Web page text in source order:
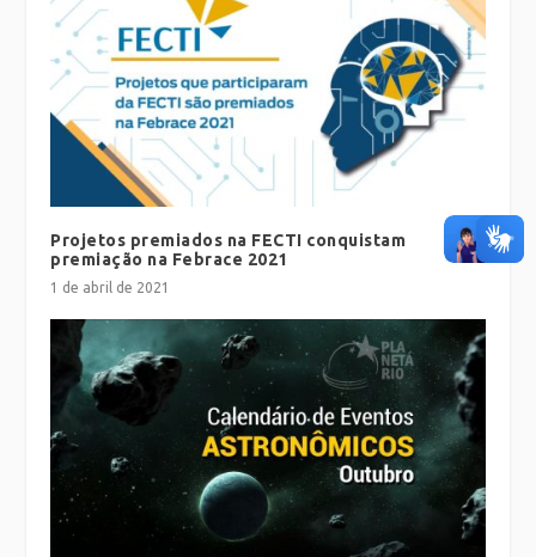
Projetos premiados na FECTI conquistam
premiação na Febrace 2021
1 de abril de 2021